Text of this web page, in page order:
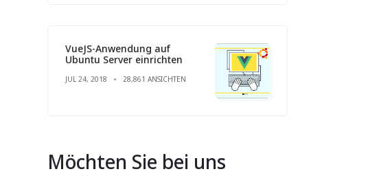
VueJS-Anwendung auf
Ubuntu Server einrichten
JUL 24, 2018 28,861 ANSICHTEN
Möchten Sie bei uns